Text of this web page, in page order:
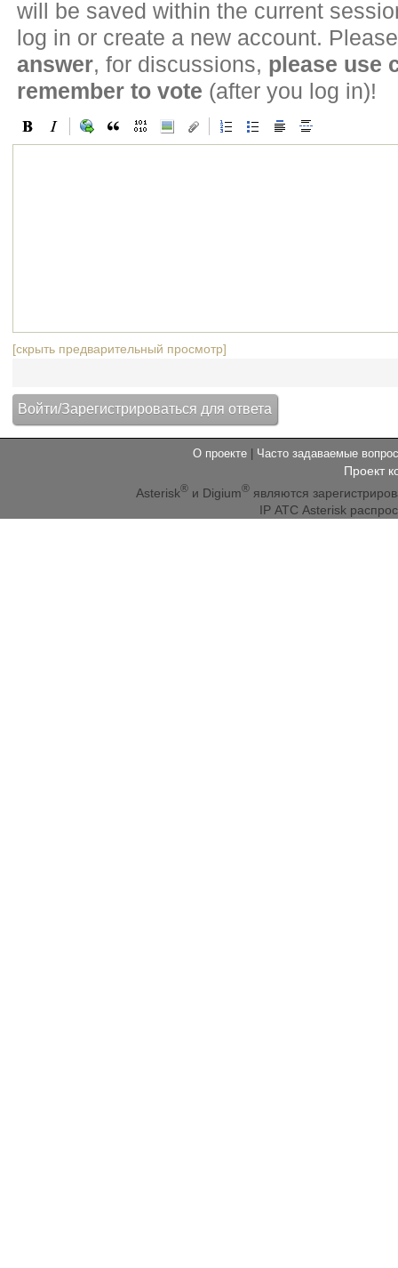
will be saved within the current
log in or create a new account.
answer, for discussions, please use
remember to vote (after you log in)!
[скрыть предварительный просмотр]
О проекте Часто задаваемые
Проект
Asterisk® и Digium® являются
IP АТС Asterisk